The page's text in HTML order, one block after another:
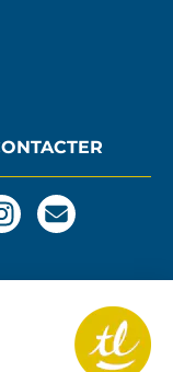
Nous
contacter
email